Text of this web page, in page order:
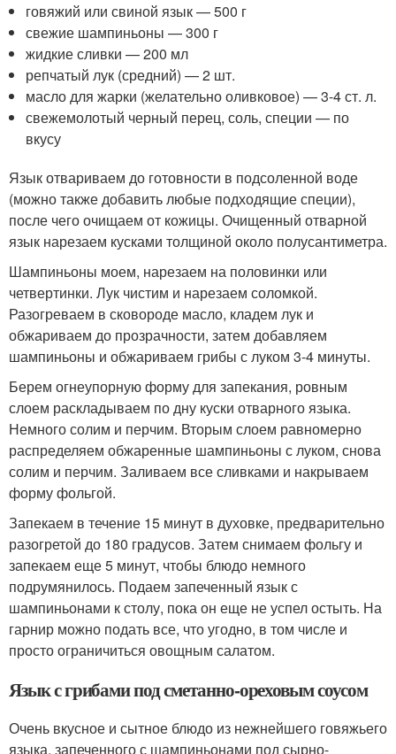
говяжий или свиной язык — 500 г
свежие шампиньоны — 300 г
жидкие сливки — 200 мл
репчатый лук (средний) — 2 шт.
масло для жарки (желательно оливковое) — 3-4 ст. л.
свежемолотый черный перец, соль, специи — по
вкусу
Язык отвариваем до готовности в подсоленной воде
(можно также добавить любые подходящие специи),
после чего очищаем от кожицы. Очищенный отварной
язык нарезаем кусками толщиной около полусантиметра.
Шампиньоны моем, нарезаем на половинки или
четвертинки. Лук чистим и нарезаем соломкой.
Разогреваем в сковороде масло, кладем лук и
обжариваем до прозрачности, затем добавляем
шампиньоны и обжариваем грибы с луком 3-4 минуты.
Берем огнеупорную форму для запекания, ровным
слоем раскладываем по дну куски отварного языка.
Немного солим и перчим. Вторым слоем равномерно
распределяем обжаренные шампиньоны с луком, снова
солим и перчим. Заливаем все сливками и накрываем
форму фольгой.
Запекаем в течение 15 минут в духовке, предварительно
разогретой до 180 градусов. Затем снимаем фольгу и
запекаем еще 5 минут, чтобы блюдо немного
подрумянилось. Подаем запеченный язык с
шампиньонами к столу, пока он еще не успел остыть. На
гарнир можно подать все, что угодно, в том числе и
просто ограничиться овощным салатом.
Язык с грибами под сметанно-ореховым соусом
Очень вкусное и сытное блюдо из нежнейшего говяжьего
языка, запеченного с шампиньонами под сырно-